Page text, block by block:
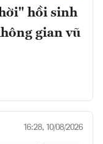
hồi sinh
gian vũ
16:28, 10/08/2026